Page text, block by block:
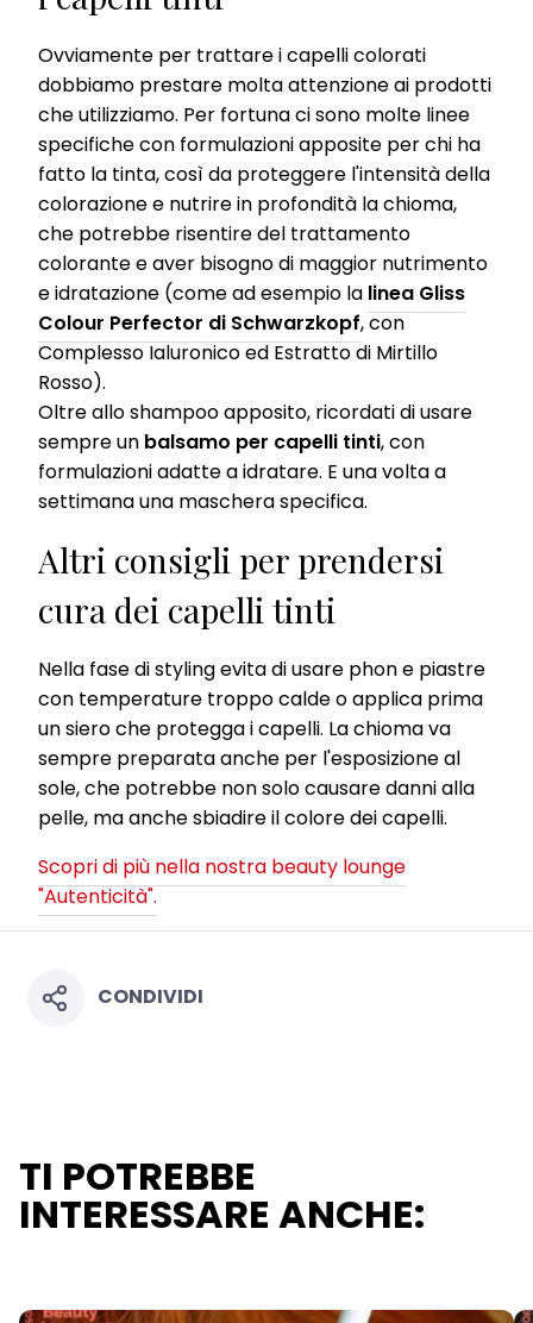
Ovviamente per trattare i capelli colorati
dobbiamo prestare molta attenzione ai prodotti
che utilizziamo. Per fortuna ci sono molte linee
specifiche con formulazioni apposite per chi ha
fatto la tinta, così da proteggere l'intensità della
colorazione e nutrire in profondità la chioma,
che potrebbe risentire del trattamento
colorante e aver bisogno di maggior nutrimento
e idratazione (come ad esempio la linea Gliss
Colour Perfector di Schwarzkopf, con
Complesso Ialuronico ed Estratto di Mirtillo
Rosso).
Oltre allo shampoo apposito, ricordati di usare
sempre un balsamo per capelli tinti, con
formulazioni adatte a idratare. E una volta a
settimana una maschera specifica.
Altri consigli per prendersi
cura dei capelli tinti
Nella fase di styling evita di usare phon e piastre
con temperature troppo calde o applica prima
un siero che protegga i capelli. La chioma va
sempre preparata anche per l'esposizione al
sole, che potrebbe non solo causare danni alla
pelle, ma anche sbiadire il colore dei capelli.
Scopri di più nella nostra beauty lounge
"Autenticità".
CONDIVIDI
TI POTREBBE
INTERESSARE ANCHE:
disabling cookies on our website under "Cookie settings" linked in
on this website, especially their storage period, please see the
detailed information on each cookie available by clicking “adjust”
below”.
processing of your data / the use of cookies and allow them for one
or more of the purposes mentioned above. By clicking on “Accept
All”, you agree to the use of cookies as well as to the processing of
your personal data for all the purposes stated above. If you click on
“Reject”, only cookies that are technically necessary to provide you
with this website will be used.